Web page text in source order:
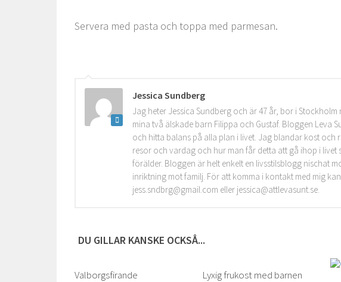
Servera med pasta och toppa med parmesan.
Jessica Sundberg
Jag heter Jessica Sundberg och är 47 år, bor i Stockholm
mina två älskade barn Filippa och Gustaf. Bloggen Leva
och hitta balans på alla plan i livet. Jag blandar kost och
resor och vardag och hur man får detta att gå ihop i livet
förälder. Bloggen är helt enkelt en livsstilsblogg nischat
inriktning mot familj. För att komma i kontakt med mig
jess.sndbrg@gmail.com eller jessica@attlevasunt.se.
DU GILLAR KANSKE OCKSÅ...
Valborgsfirande Lyxig frukost med barnen